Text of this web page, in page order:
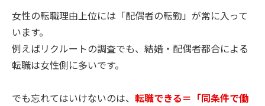
女性の転職理由上位には「配偶者の転勤」が常に入って
います。
例えばリクルートの調査でも、結婚・配偶者都合による
転職は女性側に多いです。
でも忘れてはいけないのは、 転職できる＝「同条件で働